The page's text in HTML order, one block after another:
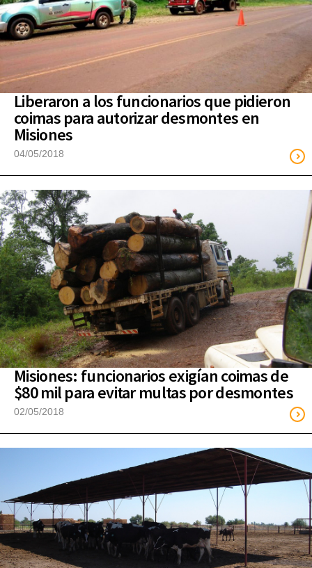
Liberaron a los funcionarios que pidieron
coimas para autorizar desmontes en
Misiones
04/05/2018
Misiones: funcionarios exigían coimas de
$80 mil para evitar multas por desmontes
02/05/2018